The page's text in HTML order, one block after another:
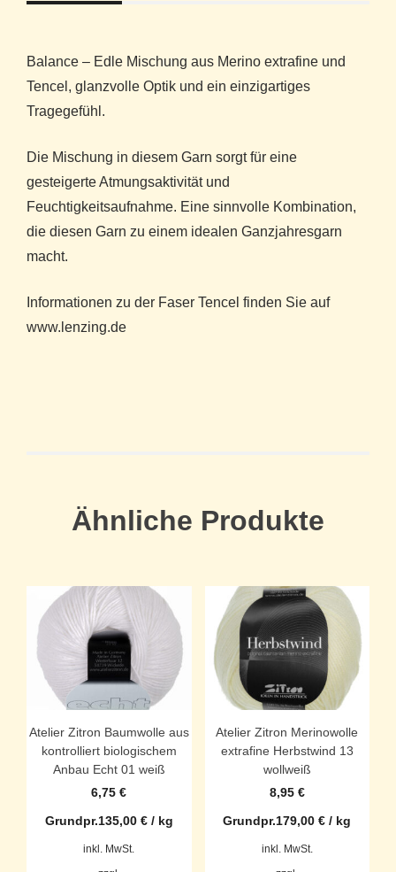
Balance – Edle Mischung aus Merino extrafine und
Tencel, glanzvolle Optik und ein einzigartiges
Tragegefühl.
Die Mischung in diesem Garn sorgt für eine
gesteigerte Atmungsaktivität und
Feuchtigkeitsaufnahme. Eine sinnvolle Kombination,
die diesen Garn zu einem idealen Ganzjahresgarn
macht.
Informationen zu der Faser Tencel finden Sie auf
www.lenzing.de
Ähnliche Produkte
Atelier Zitron Baumwolle aus
kontrolliert biologischem
Anbau Echt 01 weiß
6,75€
Grundpr.135,00 €/ kg
inkl. MwSt.
Atelier Zitron Merinowolle
extrafine Herbstwind 13
wollweiß
8,95 €
Grundpr.179,00€ / kg
inkl. MwSt.